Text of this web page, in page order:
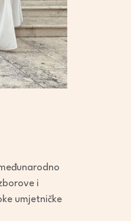
i
umjetničke